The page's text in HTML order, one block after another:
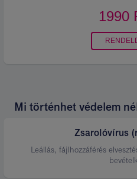
1990
Mi történhet védelem
Zsarolóvírus
Leállás, fájlhozzáférés